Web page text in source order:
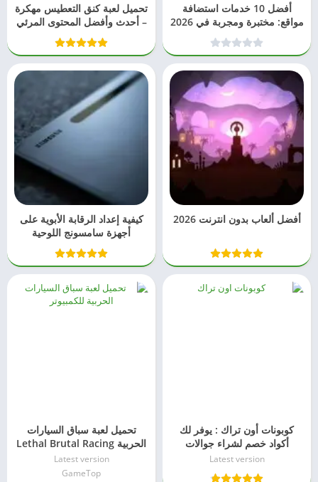
أفضل 10 خدمات استضافة
مواقع: مختبرة ومجربة في 2026
تحميل لعبة كنق التعطيس مهكرة
– أحدث وأفضل المحتوى المرئي
2026
أفضل ألعاب بدون انترنت 2026
كيفية إعداد الرقابة الأبوية على
أجهزة سامسونج اللوحية
كوبونات أون تراك : يوفر لك
أكواد خصم لشراء جوالات
مستعملة في السعودية
والإمارات
Latest version
تحميل لعبة سباق السيارات
الحربية Lethal Brutal Racing
للكمبيوتر مجانا
Latest version
GameTop